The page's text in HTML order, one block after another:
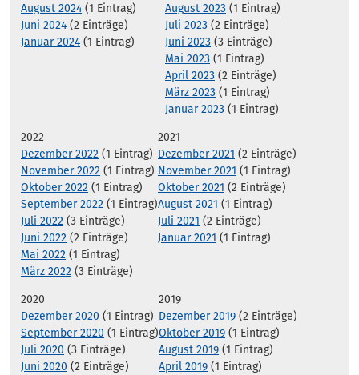
August 2024 (1 Eintrag)
Juni 2024 (2 Einträge)
Januar 2024 (1 Eintrag)
August 2023 (1 Eintrag)
Juli 2023 (2 Einträge)
Juni 2023 (3 Einträge)
Mai 2023 (1 Eintrag)
April 2023 (2 Einträge)
März 2023 (1 Eintrag)
Januar 2023 (1 Eintrag)
2022
Dezember 2022 (1 Eintrag)
November 2022 (1 Eintrag)
Oktober 2022 (1 Eintrag)
September 2022 (1 Eintrag)
Juli 2022 (3 Einträge)
Juni 2022 (2 Einträge)
Mai 2022 (1 Eintrag)
März 2022 (3 Einträge)
2021
Dezember 2021 (2 Einträge)
November 2021 (1 Eintrag)
Oktober 2021 (2 Einträge)
August 2021 (1 Eintrag)
Juli 2021 (2 Einträge)
Januar 2021 (1 Eintrag)
2020
Dezember 2020 (1 Eintrag)
September 2020 (1 Eintrag)
Juli 2020 (3 Einträge)
Juni 2020 (2 Einträge)
2019
Dezember 2019 (2 Einträge)
Oktober 2019 (1 Eintrag)
August 2019 (1 Eintrag)
April 2019 (1 Eintrag)